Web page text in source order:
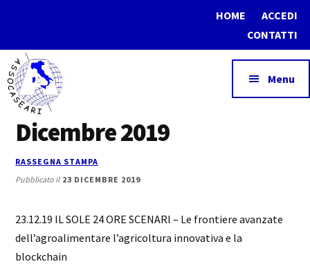
content
HOME
ACCEDI
CONTATTI
Assocaseari
Associazione
prodotti
lattiero-
Menu
Dicembre 2019
RASSEGNA STAMPA
Pubblicato il 23 DICEMBRE 2019
23.12.19 IL SOLE 24 ORE SCENARI – Le frontiere avanzate
dell’agroalimentare l’agricoltura innovativa e la
blockchain